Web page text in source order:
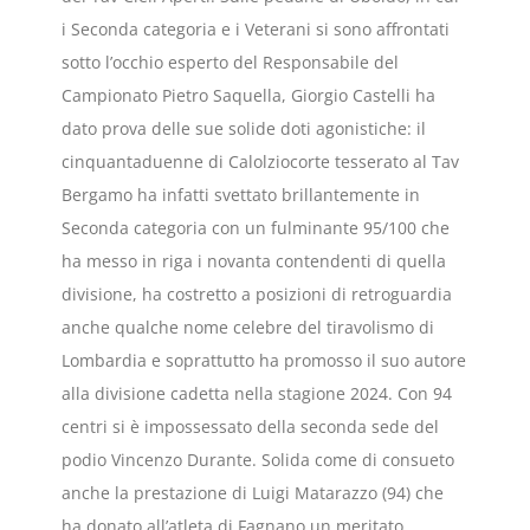
i Seconda categoria e i Veterani si sono affrontati
sotto l’occhio esperto del Responsabile del
Campionato Pietro Saquella, Giorgio Castelli ha
dato prova delle sue solide doti agonistiche: il
cinquantaduenne di Calolziocorte tesserato al Tav
Bergamo ha infatti svettato brillantemente in
Seconda categoria con un fulminante 95/100 che
ha messo in riga i novanta contendenti di quella
divisione, ha costretto a posizioni di retroguardia
anche qualche nome celebre del tiravolismo di
Lombardia e soprattutto ha promosso il suo autore
alla divisione cadetta nella stagione 2024. Con 94
centri si è impossessato della seconda sede del
podio Vincenzo Durante. Solida come di consueto
anche la prestazione di Luigi Matarazzo (94) che